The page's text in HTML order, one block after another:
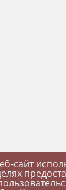
сайт